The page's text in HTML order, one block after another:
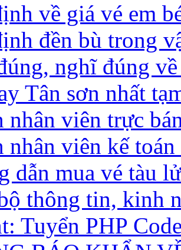
về giá vé em
đền bù trong
nghĩ đúng
Tân sơn nhất
nhân viên trực
nhân viên kế
dẫn mua vé tàu
thông tin, kinh
Tuyển PHP